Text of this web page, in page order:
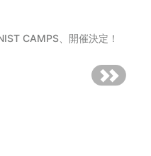
CAMPS、開催決定！